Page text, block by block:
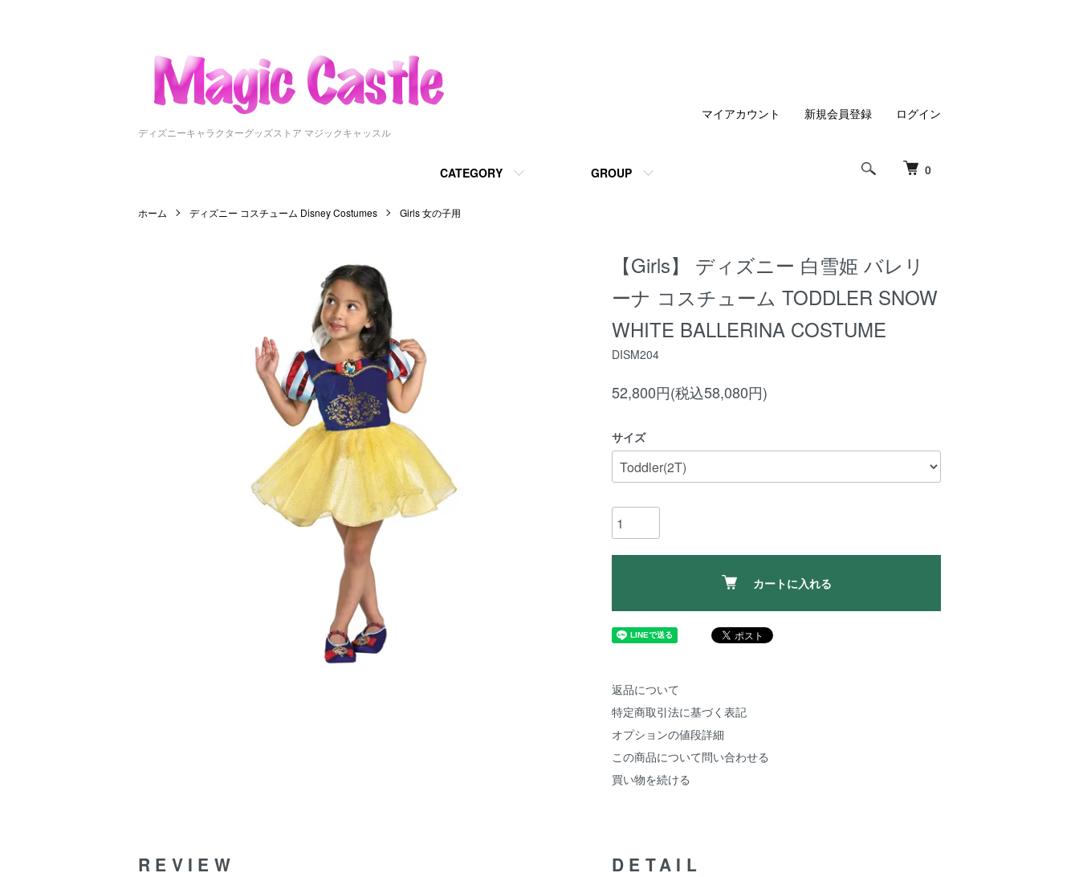
ディズニーキャラクターグッズストア マジックキャッスル
0
CATEGORY GROUP
マイアカウント 新規会員登録 ログイン
ホーム ディズニー コスチューム Disney Costumes Girls 女の子用
【Girls】 ディズニー 白雪姫 バレリ
ーナ コスチューム TODDLER SNOW
WHITE BALLERINA COSTUME
DISM204
52,800円(税込58,080円)
サイズ
カートに入れる
返品について
特定商取引法に基づく表記
オプションの値段詳細
この商品について問い合わせる
買い物を続ける
DETAIL
REVIEW